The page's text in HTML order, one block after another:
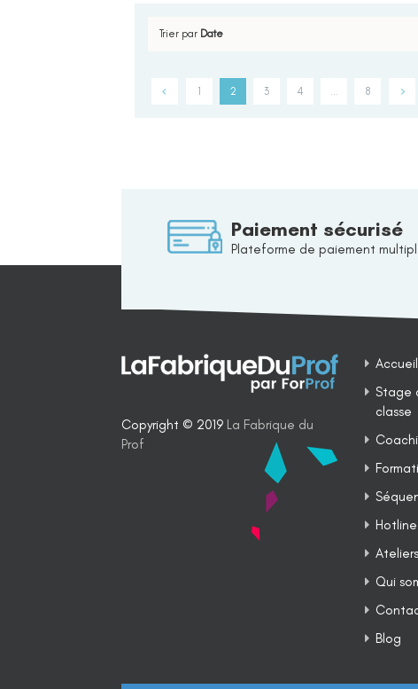
Trier par Date
1 2 3 4 … 8
Paiement sécurisé
Plateforme de paiement
Copyright © 2019 La Fabrique du
Prof
Accueil
Stage
classe
Hotline
Qui
Blog